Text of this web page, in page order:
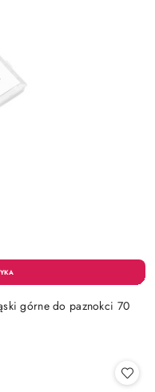
górne do paznokci 70